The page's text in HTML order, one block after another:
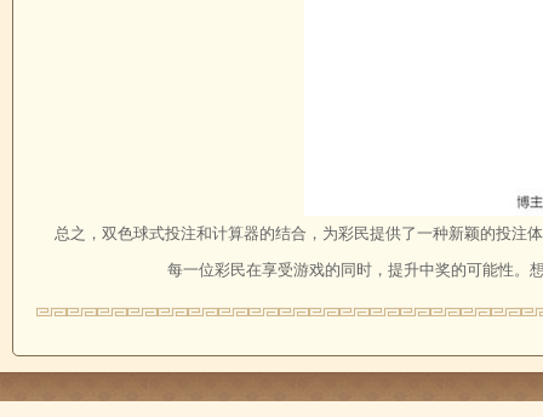
总之，双色球式投注和计算器的结合，为彩民提供了一种新颖的投注
每一位彩民在享受游戏的同时，提升中奖的可能性。